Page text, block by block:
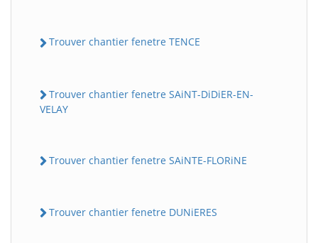
Trouver chantier fenetre TENCE
Trouver chantier fenetre SAiNT-DiDiER-EN-
VELAY
Trouver chantier fenetre SAiNTE-FLORiNE
Trouver chantier fenetre DUNiERES